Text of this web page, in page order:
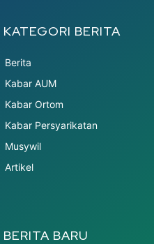
KATEGORI BERITA
Berita
Kabar AUM
Kabar Ortom
Kabar Persyarikatan
Musywil
Artikel
BERITA BARU